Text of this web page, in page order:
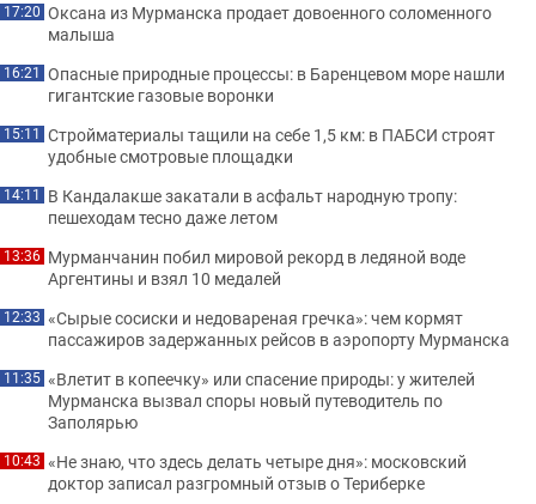
17:20 Оксана из Мурманска продает довоенного соломенного
малыша
16:21 Опасные природные процессы: в Баренцевом море нашли
гигантские газовые воронки
15:11 Стройматериалы тащили на себе 1,5 км: в ПАБСИ строят
удобные смотровые площадки
14:11 В Кандалакше закатали в асфальт народную тропу:
пешеходам тесно даже летом
13:36 Мурманчанин побил мировой рекорд в ледяной воде
Аргентины и взял 10 медалей
12:33 «Сырые сосиски и недовареная гречка»: чем кормят
пассажиров задержанных рейсов в аэропорту Мурманска
11:35 «Влетит в копеечку» или спасение природы: у жителей
Мурманска вызвал споры новый путеводитель по
Заполярью
10:43 «Не знаю, что здесь делать четыре дня»: московский
доктор записал разгромный отзыв о Териберке